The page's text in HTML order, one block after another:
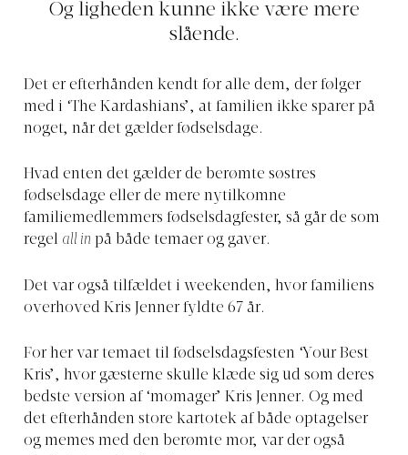
Og ligheden kunne ikke være mere
slående.
Det er efterhånden kendt for alle dem, der følger
med i ‘The Kardashians’, at familien ikke sparer på
noget, når det gælder fødselsdage.
Hvad enten det gælder de berømte søstres
fødselsdage eller de mere nytilkomne
familiemedlemmers fødselsdagfester, så går de som
regel all in på både temaer og gaver.
Det var også tilfældet i weekenden, hvor familiens
overhoved Kris Jenner fyldte 67 år.
For her var temaet til fødselsdagsfesten ‘Your Best
Kris’, hvor gæsterne skulle klæde sig ud som deres
bedste version af ‘momager’ Kris Jenner. Og med
det efterhånden store kartotek af både optagelser
og memes med den berømte mor, var der også